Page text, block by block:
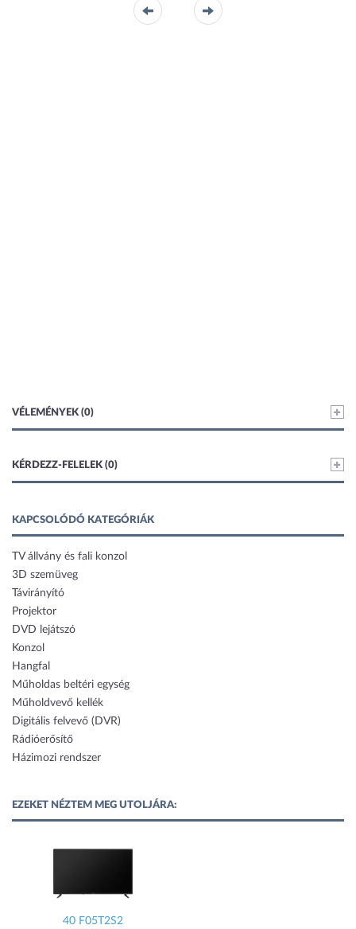
VÉLEMÉNYEK (0)
KÉRDEZZ-FELELEK (0)
KAPCSOLÓDÓ KATEGÓRIÁK
TV állvány és fali konzol
3D szemüveg
Távirányító
Projektor
DVD lejátszó
Konzol
Hangfal
Műholdas beltéri egység
Műholdvevő kellék
Digitális felvevő (DVR)
Rádióerősítő
Házimozi rendszer
EZEKET NÉZTEM MEG UTOLJÁRA:
40 F05T2S2